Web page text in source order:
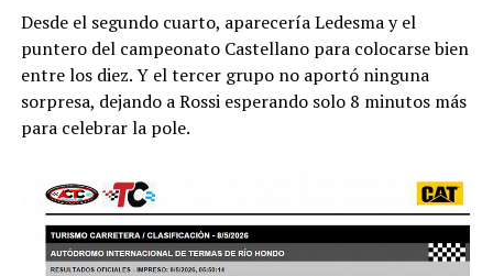
Desde el segundo cuarto, aparecería Ledesma y el
puntero del campeonato Castellano para colocarse bien
entre los diez. Y el tercer grupo no aportó ninguna
sorpresa, dejando a Rossi esperando solo 8 minutos más
para celebrar la pole.